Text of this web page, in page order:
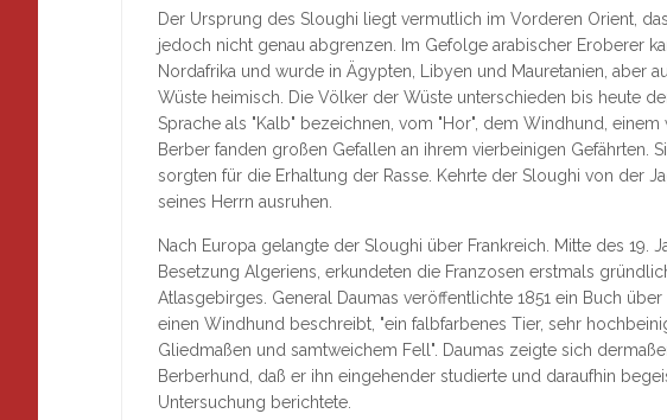
Der Ursprung des Sloughi liegt vermutlich im Vorderen Orient,
jedoch nicht genau abgrenzen. Im Gefolge arabischer Eroberer
Nordafrika und wurde in Ägypten, Libyen und Mauretanien, aber
Wüste heimisch. Die Völker der Wüste unterschieden bis heute
Sprache als "Kalb" bezeichnen, vom "Hor", dem Windhund,
Berber fanden großen Gefallen an ihrem vierbeinigen Gefährten.
sorgten für die Erhaltung der Rasse. Kehrte der Sloughi von der
seines Herrn ausruhen.
Nach Europa gelangte der Sloughi über Frankreich. Mitte des 19.
Besetzung Algeriens, erkundeten die Franzosen erstmals
Atlasgebirges. General Daumas veröffentlichte 1851 ein Buch
einen Windhund beschreibt, "ein falbfarbenes Tier, sehr
Gliedmaßen und samtweichem Fell". Daumas zeigte sich
Berberhund, daß er ihn eingehender studierte und daraufhin
Untersuchung berichtete.